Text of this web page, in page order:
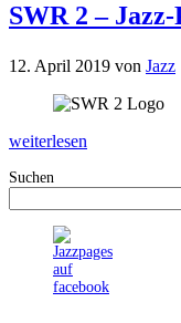
SWR 2 –
12. April 2019 von Jazz
weiterlesen
Suchen